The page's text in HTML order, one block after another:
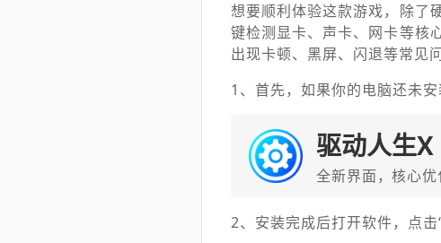
想要顺利体验这款游戏，除了
键检测显卡、声卡、网卡等核
出现卡顿、黑屏、闪退等常见问
1、首先，如果你的电脑还未
驱动人生X
全新界面，核心
2、安装完成后打开软件，点击